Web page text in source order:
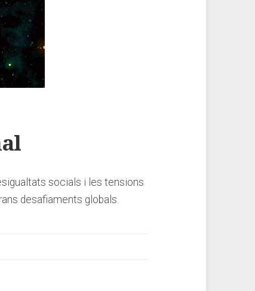
socials i les tensions
desafiaments globals.